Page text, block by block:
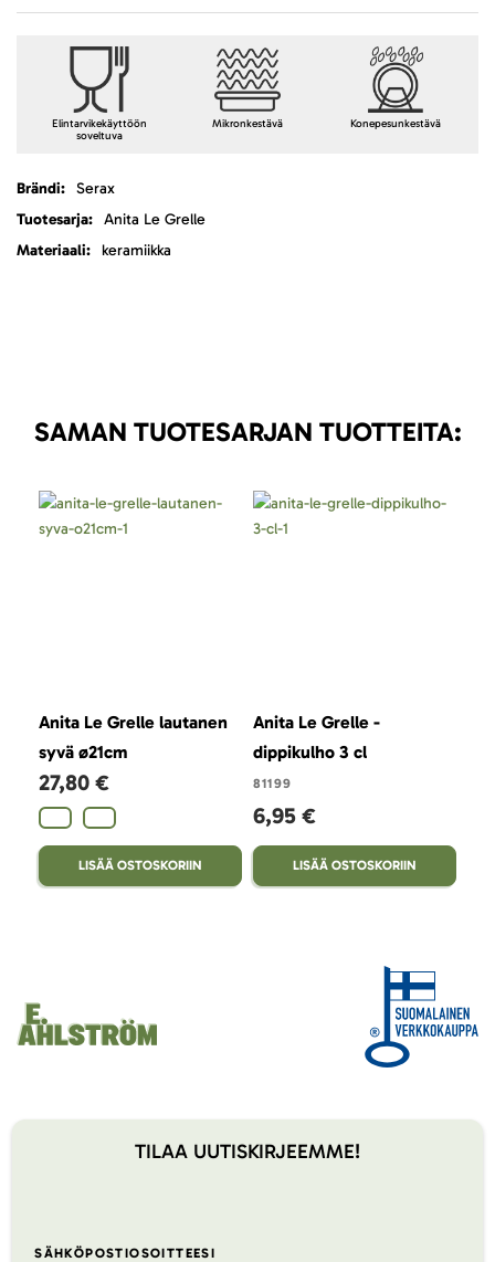
Elintarvikekäyttöön
soveltuva
Mikronkestävä Konepesunkestävä
LisätietojaSerax
Anita Le Grelle
keramiikka
SAMAN TUOTESARJAN TUOTTEITA:
Anita Le Grelle lautanen
syvä ø21cm
27,80 €
LISÄÄ OSTOSKORIIN
Anita Le Grelle -
dippikulho 3 cl
81199
6,95 €
LISÄÄ OSTOSKORIIN
TILAA UUTISKIRJEEMME!
SÄHKÖPOSTIOSOITTEESI